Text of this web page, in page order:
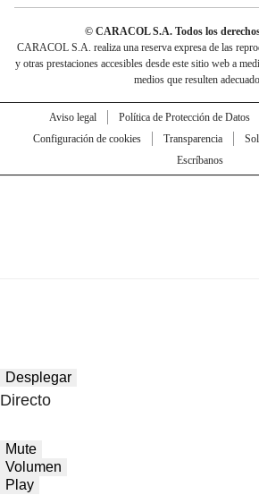
© CARACOL S.A. Todos los
CARACOL S.A. realiza una reserva expresa de las
y otras prestaciones accesibles desde este sitio web a
medios que resulten
Aviso legal Política de Protección de Datos
Configuración de cookies
Transparencia
Escríbanos
Desplegar
Directo
Mute
Volumen
Play